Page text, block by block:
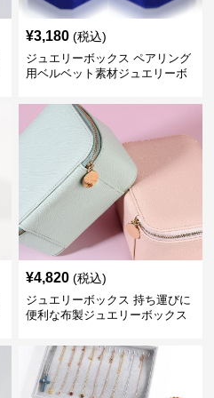
¥3,180 (税込)
ジュエリーボックス ペアリング
用ベルベット素材ジュエリーボ
¥4,820 (税込)
ジュエリーボックス 持ち運びに
便利な布製ジュエリーボックス